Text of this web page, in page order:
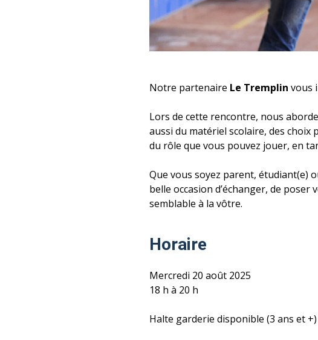
Notre partenaire Le Tremplin vous
Lors de cette rencontre, nous
aussi du matériel scolaire, des choix
du rôle que vous pouvez jouer, en
Que vous soyez parent, étudiant(e)
belle occasion d’échanger, de
semblable à la vôtre.
Horaire
Mercredi 20 août 2025
18 h à 20 h
Halte garderie disponible (3 ans et +)